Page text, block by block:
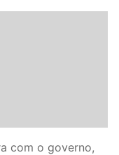
com o governo,